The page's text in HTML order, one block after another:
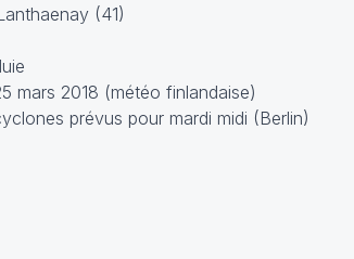
(41)
mars 2018 (météo finlandaise)
prévus pour mardi midi (Berlin)